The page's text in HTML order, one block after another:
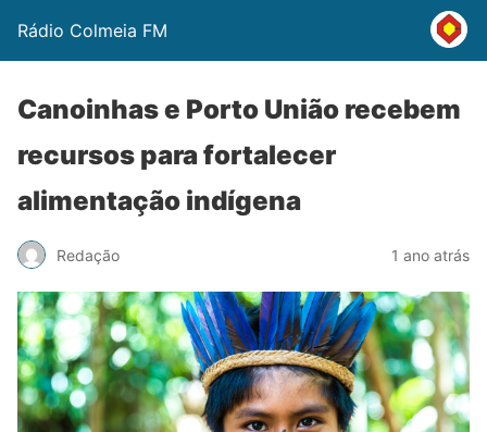
Rádio Colmeia FM
Canoinhas e Porto União recebem
recursos para fortalecer
alimentação indígena
Redação 1 ano atrás